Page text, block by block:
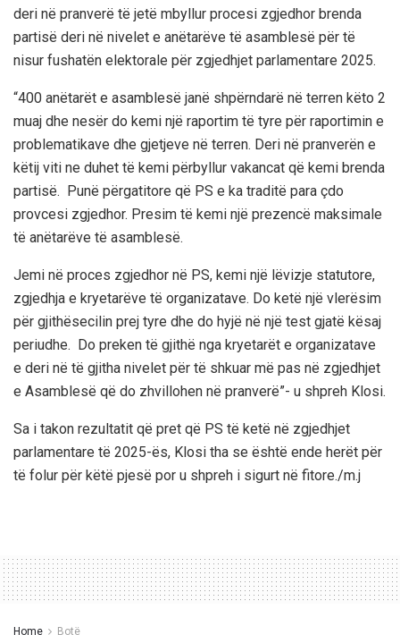
deri në pranverë të jetë mbyllur procesi zgjedhor brenda
partisë deri në nivelet e anëtarëve të asamblesë për të
nisur fushatën elektorale për zgjedhjet parlamentare 2025.
“400 anëtarët e asamblesë janë shpërndarë në terren këto 2
muaj dhe nesër do kemi një raportim të tyre për raportimin e
problematikave dhe gjetjeve në terren. Deri në pranverën e
këtij viti ne duhet të kemi përbyllur vakancat që kemi brenda
partisë. Punë përgatitore që PS e ka traditë para çdo
provcesi zgjedhor. Presim të kemi një prezencë maksimale
të anëtarëve të asamblesë.
Jemi në proces zgjedhor në PS, kemi një lëvizje statutore,
zgjedhja e kryetarëve të organizatave. Do ketë një vlerësim
për gjithësecilin prej tyre dhe do hyjë në një test gjatë kësaj
periudhe. Do preken të gjithë nga kryetarët e organizatave
e deri në të gjitha nivelet për të shkuar më pas në zgjedhjet
e Asamblesë që do zhvillohen në pranverë”- u shpreh Klosi.
Sa i takon rezultatit që pret që PS të ketë në zgjedhjet
parlamentare të 2025-ës, Klosi tha se është ende herët për
të folur për këtë pjesë por u shpreh i sigurt në fitore./m.j
Home Botë